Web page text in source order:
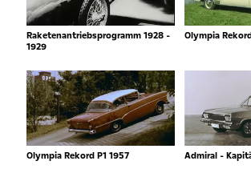
Raketenantriebsprogramm 1928 -
1929
Olympia
Olympia Rekord P1 1957 Admiral -